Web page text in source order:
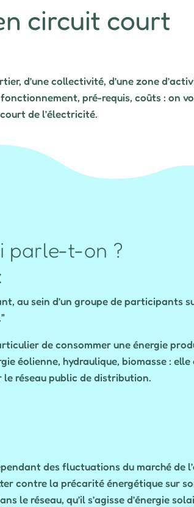
circuit court
d’une collectivité, d’une zone
pré-requis, coûts : on
de l’électricité.
parle-t-on ?
au sein d’un groupe de participants
de consommer une énergie
éolienne, hydraulique, biomasse :
réseau public de distribution.
des fluctuations du marché de
contre la précarité énergétique sur
réseau, qu’il s’agisse d’énergie